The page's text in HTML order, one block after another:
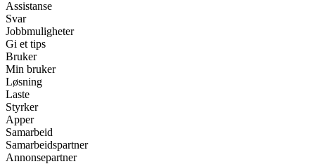
Assistanse
Svar
Jobbmuligheter
Gi et tips
Bruker
Min bruker
Løsning
Laste
Styrker
Apper
Samarbeid
Samarbeidspartner
Annonsepartner